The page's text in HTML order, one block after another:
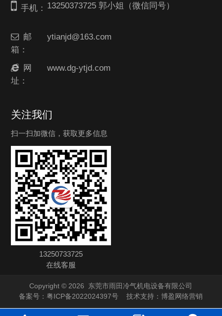
手机： 13250373725 郭小姐（微信同号）
邮
箱：
ytianjd@163.com
网
址：
www.dg-ytjd.com
关注我们
扫一扫加微信，获取更多信息
13250733725
在线客服
Copyright © 2026 东莞市雨田冷气机电设备有限公司
备案号：粤ICP备2022024397号 技术支持：博盈网络营销